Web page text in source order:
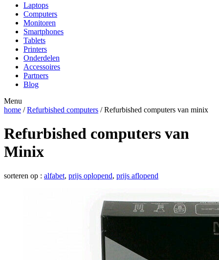
Laptops
Computers
Monitoren
Smartphones
Tablets
Printers
Onderdelen
Accessoires
Partners
Blog
Menu
home /Refurbished computers / Refurbished computers van minix
Refurbished computers van
Minix
sorteren op : alfabet, prijs oplopend, prijs aflopend